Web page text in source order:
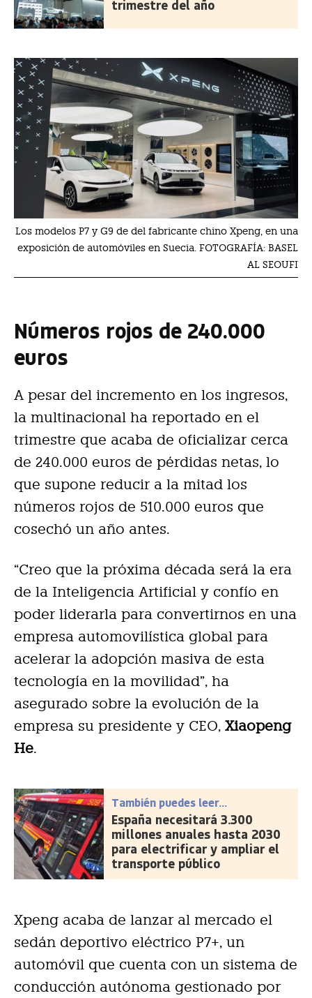
trimestre del año
Los modelos P7 y G9 de del fabricante chino Xpeng, en una
exposición de automóviles en Suecia. FOTOGRAFÍA: BASEL
AL SEOUFI
Números rojos de 240.000
euros
A pesar del incremento en los ingresos,
la multinacional ha reportado en el
trimestre que acaba de oficializar cerca
de 240.000 euros de pérdidas netas, lo
que supone reducir a la mitad los
números rojos de 510.000 euros que
cosechó un año antes.
“Creo que la próxima década será la era
de la Inteligencia Artificial y confío en
poder liderarla para convertirnos en una
empresa automovilística global para
acelerar la adopción masiva de esta
tecnología en la movilidad”, ha
asegurado sobre la evolución de la
empresa su presidente y CEO, Xiaopeng
He.
También puedes leer...
España necesitará 3.300
millones anuales hasta 2030
para electrificar y ampliar el
transporte público
Xpeng acaba de lanzar al mercado el
sedán deportivo eléctrico P7+, un
automóvil que cuenta con un sistema de
conducción autónoma gestionado por